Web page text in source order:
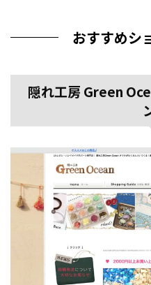
おすすめシ
隠れ工房 Green